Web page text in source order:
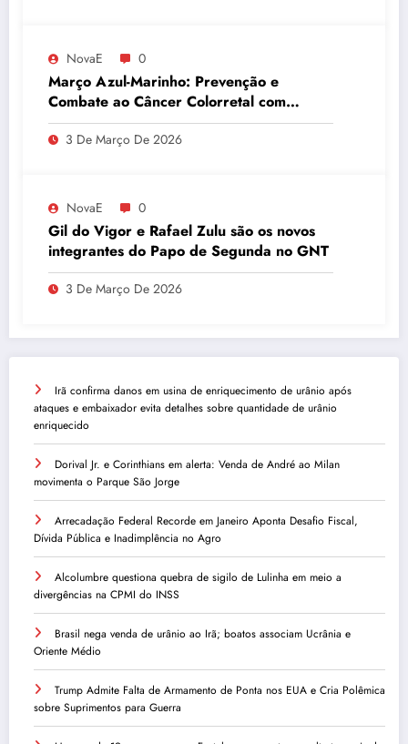
NovaE 0
Março Azul-Marinho: Prevenção e
Combate ao Câncer Colorretal com
Atividades Físicas
3 De Março De 2026
NovaE 0
Gil do Vigor e Rafael Zulu são os novos
integrantes do Papo de Segunda no GNT
3 De Março De 2026
Irã confirma danos em usina de enriquecimento de urânio após
ataques e embaixador evita detalhes sobre quantidade de urânio
enriquecido
Dorival Jr. e Corinthians em alerta: Venda de André ao Milan
movimenta o Parque São Jorge
Arrecadação Federal Recorde em Janeiro Aponta Desafio Fiscal,
Dívida Pública e Inadimplência no Agro
Alcolumbre questiona quebra de sigilo de Lulinha em meio a
divergências na CPMI do INSS
Brasil nega venda de urânio ao Irã; boatos associam Ucrânia e
Oriente Médio
Trump Admite Falta de Armamento de Ponta nos EUA e Cria Polêmica
sobre Suprimentos para Guerra